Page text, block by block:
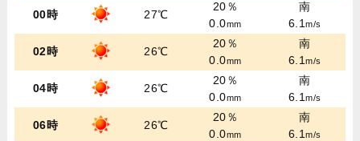
00時 27℃
20％
0.0mm
南
6.1m/s
02時 26℃
20％
0.0mm
南
6.1m/s
04時 26℃
20％
0.0mm
南
6.1m/s
06時 26℃
20％
0.0mm
南
6.1m/s